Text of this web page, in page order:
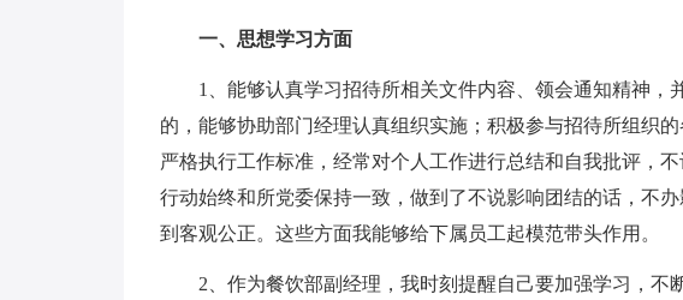
一、思想学习方面
1、能够认真学习招待所相关文件内容、领会通知精神，
的，能够协助部门经理认真组织实施；积极参与招待所组织
严格执行工作标准，经常对个人工作进行总结和自我批评，
行动始终和所党委保持一致，做到了不说影响团结的话，不
到客观公正。这些方面我能够给下属员工起模范带头作用。
2、作为餐饮部副经理，我时刻提醒自己要加强学习，不